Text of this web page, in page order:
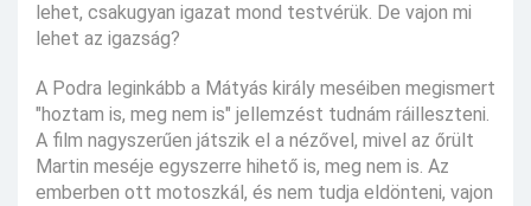
lehet, csakugyan igazat mond testvérük. De vajon mi
lehet az igazság?
A Podra leginkább a Mátyás király meséiben megismert
"hoztam is, meg nem is" jellemzést tudnám ráilleszteni.
A film nagyszerűen játszik el a nézővel, mivel az őrült
Martin meséje egyszerre hihető is, meg nem is. Az
emberben ott motoszkál, és nem tudja eldönteni, vajon